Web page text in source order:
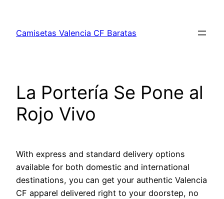
contenido
Camisetas Valencia CF Baratas
La Portería Se Pone al
Rojo Vivo
With express and standard delivery options
available for both domestic and international
destinations, you can get your authentic Valencia
CF apparel delivered right to your doorstep, no